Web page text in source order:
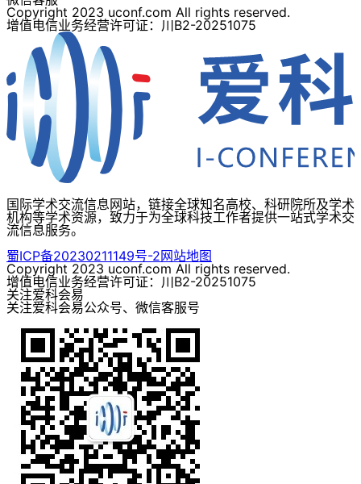
Copyright 2023 uconf.com All rights reserved.
增值电信业务经营许可证：川B2-20251075
国际学术交流信息网站，链接全球知名高校、科研院所及学术
机构等学术资源，致力于为全球科技工作者提供一站式学术交
流信息服务。
蜀ICP备20230211149号-2网站地图
Copyright 2023 uconf.com All rights reserved.
增值电信业务经营许可证：川B2-20251075
关注爱科会易
关注爱科会易公众号、微信客服号